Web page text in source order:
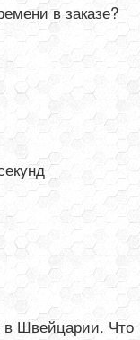
в заказе?
в Швейцарии. Что